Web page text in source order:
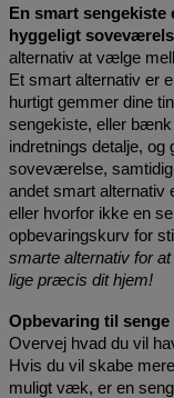
En smart sengekiste
hyggeligt
alternativ at vælge
Et smart alternativ er
hurtigt gemmer dine
sengekiste, eller
indretnings detalje, og
soveværelse, samtidig
andet smart alternativ
eller hvorfor ikke en
opbevaringskurv for
smarte alternativ for
lige præcis dit hjem!
Opbevaring til
Overvej hvad du vil
Hvis du vil skabe
muligt væk, er en